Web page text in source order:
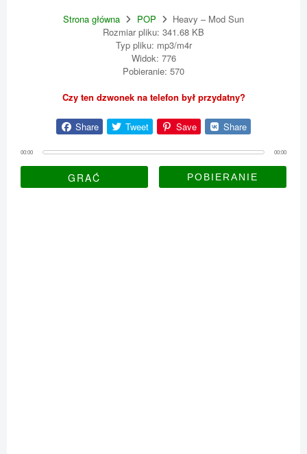
Strona główna POP
Heavy – Mod Sun
Rozmiar pliku: 341.68 KB
Typ pliku: mp3/m4r
Widok: 776
Pobieranie: 570
Czy ten dzwonek na telefon był przydatny?
Share Tweet Save Share
00:00 00:00
GRAĆ